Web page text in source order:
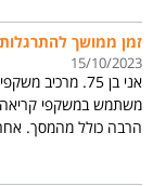
זמן ממושך
15/10/2023
הרבה כולל מהמסך.